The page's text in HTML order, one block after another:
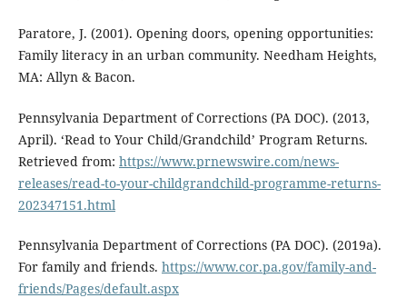
Paratore, J. (2001). Opening doors, opening opportunities:
Family literacy in an urban community. Needham Heights,
MA: Allyn & Bacon.
Pennsylvania Department of Corrections (PA DOC). (2013,
April). ‘Read to Your Child/Grandchild’ Program Returns.
Retrieved from: https://www.prnewswire.com/news-
releases/read-to-your-childgrandchild-programme-returns-
202347151.html
Pennsylvania Department of Corrections (PA DOC). (2019a).
For family and friends. https://www.cor.pa.gov/family-and-
friends/Pages/default.aspx